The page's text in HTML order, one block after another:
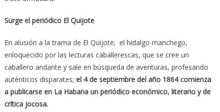
Surge el periódico El Quijote
En alusión a la trama de El Quijote; el hidalgo manchego,
enloquecido por las lecturas caballerescas, que se cree un
caballero andante y sale en búsqueda de aventuras, profesando
auténticos disparates; el 4 de septiembre del año 1864 comienza
a publicarse en La Habana un periódico económico, literario y de
crítica jocosa.